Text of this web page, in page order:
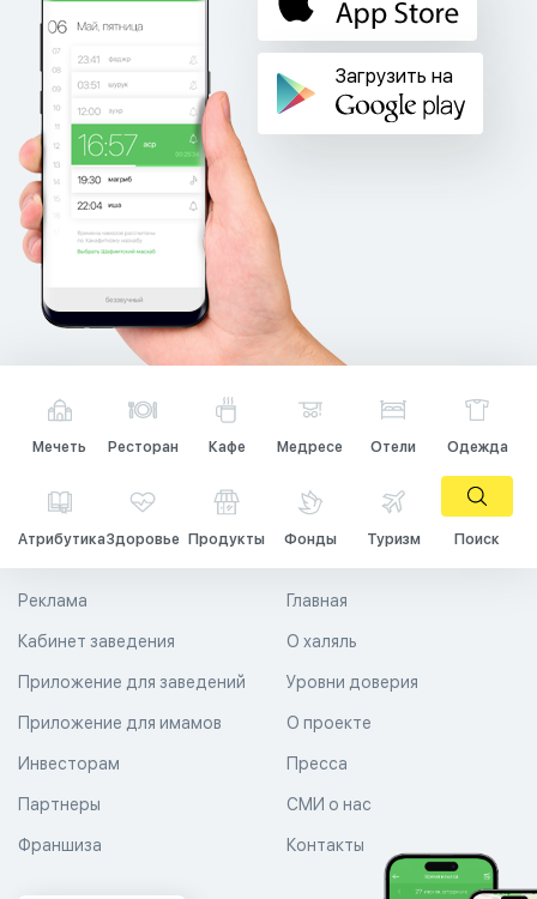
Загрузить на
Мечеть Ресторан Кафе Медресе Отели Одежда
АтрибутикаЗдоровье Продукты Фонды Туризм Поиск
Главная
О халяль
Уровни доверия
Реклама
Кабинет заведения
Приложение для заведений
Приложение для имамов О проекте
Пресса
СМИ о нас
Контакты
Инвесторам
Партнеры
Франшиза